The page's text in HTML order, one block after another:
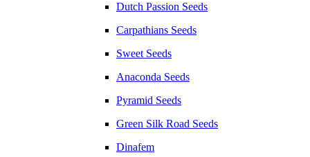
Dutch Passion Seeds
Carpathians Seeds
Sweet Seeds
Anaconda Seeds
Pyramid Seeds
Green Silk Road Seeds
Dinafem